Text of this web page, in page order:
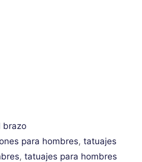
brazo
para hombres,tatuajes
, tatuajes para hombres